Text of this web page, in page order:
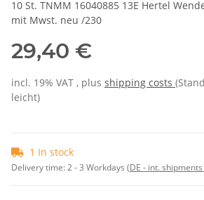
10 St. TNMM 16040885 13E Hertel
mit Mwst. neu /230
29,40 €
incl. 19% VAT , plus shipping costs
leicht)
1 In stock
Delivery time:2 - 3 Workdays (DE - int.